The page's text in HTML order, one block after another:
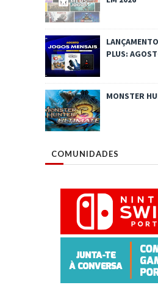
PLUS:
MONSTER
COMUNIDADES